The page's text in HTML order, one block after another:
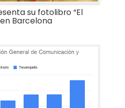
su fotolibro “El
Barcelona